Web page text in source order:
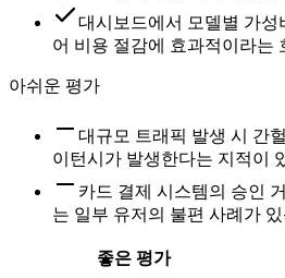
대시보드에서 모델별 가성
어 비용 절감에 효과적이라는
아쉬운 평가
대규모 트래픽 발생 시 간
이턴시가 발생한다는 지적이
카드 결제 시스템의 승인
는 일부 유저의 불편 사례가
좋은 평가